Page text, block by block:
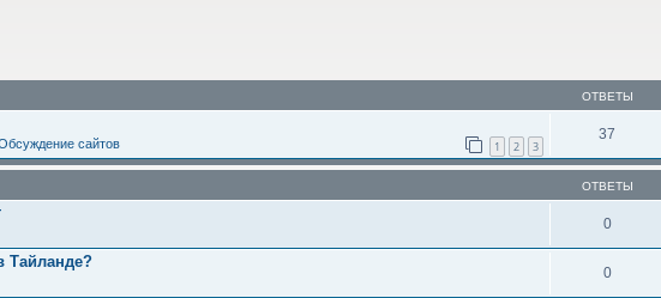
ОТВЕТЫ
сайтов 1 2 3
37
ОТВЕТЫ
0
Тайланде?
0